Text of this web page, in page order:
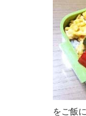
をご飯